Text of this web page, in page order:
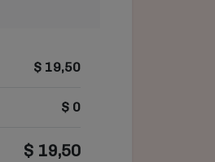
$ 19,50
$ 0
$ 19,50